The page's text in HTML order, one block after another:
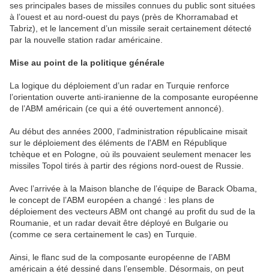
ses principales bases de missiles connues du public sont situées
à l’ouest et au nord-ouest du pays (près de Khorramabad et
Tabriz), et le lancement d’un missile serait certainement détecté
par la nouvelle station radar américaine.
Mise au point de la politique générale
La logique du déploiement d’un radar en Turquie renforce
l’orientation ouverte anti-iranienne de la composante européenne
de l’ABM américain (ce qui a été ouvertement annoncé).
Au début des années 2000, l’administration républicaine misait
sur le déploiement des éléments de l'ABM en République
tchèque et en Pologne, où ils pouvaient seulement menacer les
missiles Topol tirés à partir des régions nord-ouest de Russie.
Avec l’arrivée à la Maison blanche de l’équipe de Barack Obama,
le concept de l’ABM européen a changé : les plans de
déploiement des vecteurs ABM ont changé au profit du sud de la
Roumanie, et un radar devait être déployé en Bulgarie ou
(comme ce sera certainement le cas) en Turquie.
Ainsi, le flanc sud de la composante européenne de l’ABM
américain a été dessiné dans l’ensemble. Désormais, on peut